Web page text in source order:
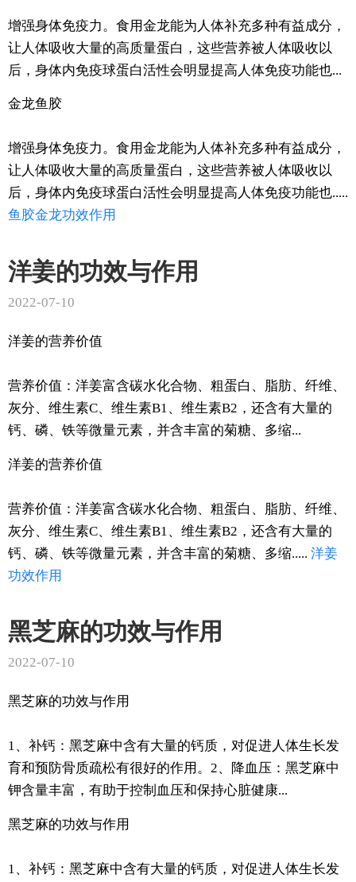
增强身体免疫力。食用金龙能为人体补充多种有益成分，
让人体吸收大量的高质量蛋白，这些营养被人体吸收以
后，身体内免疫球蛋白活性会明显提高人体免疫功能也...
金龙鱼胶
增强身体免疫力。食用金龙能为人体补充多种有益成分，
让人体吸收大量的高质量蛋白，这些营养被人体吸收以
后，身体内免疫球蛋白活性会明显提高人体免疫功能也.....
鱼胶金龙功效作用
洋姜的功效与作用
2022-07-10
洋姜的营养价值
营养价值：洋姜富含碳水化合物、粗蛋白、脂肪、纤维、
灰分、维生素C、维生素B1、维生素B2，还含有大量的
钙、磷、铁等微量元素，并含丰富的菊糖、多缩...
洋姜的营养价值
营养价值：洋姜富含碳水化合物、粗蛋白、脂肪、纤维、
灰分、维生素C、维生素B1、维生素B2，还含有大量的
钙、磷、铁等微量元素，并含丰富的菊糖、多缩..... 洋姜
功效作用
黑芝麻的功效与作用
2022-07-10
黑芝麻的功效与作用
1、补钙：黑芝麻中含有大量的钙质，对促进人体生长发
育和预防骨质疏松有很好的作用。2、降血压：黑芝麻中
钾含量丰富，有助于控制血压和保持心脏健康...
黑芝麻的功效与作用
1、补钙：黑芝麻中含有大量的钙质，对促进人体生长发